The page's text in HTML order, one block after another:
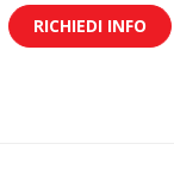
RICHIEDI INFO